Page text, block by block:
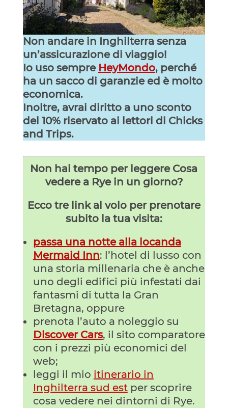
Non andare in Inghilterra senza
un’assicurazione di viaggio!
Io uso sempre HeyMondo, perché
ha un sacco di garanzie ed è molto
economica.
Inoltre, avrai diritto a uno sconto
del 10% riservato ai lettori di Chicks
and Trips.
Non hai tempo per leggere Cosa
vedere a Rye in un giorno?
Ecco tre link al volo per prenotare
subito la tua visita:
passa una notte alla locanda
Mermaid Inn: l’hotel di lusso con
una storia millenaria che è anche
uno degli edifici più infestati dai
fantasmi di tutta la Gran
Bretagna, oppure
prenota l’auto a noleggio su
Discover Cars, il sito comparatore
con i prezzi più economici del
web;
leggi il mio itinerario in
Inghilterra sud estper scoprire
cosa vedere nei dintorni di Rye.